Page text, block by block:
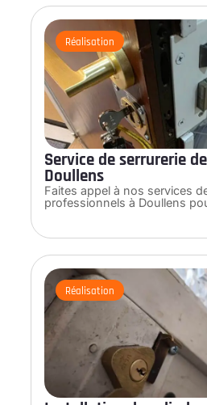
Réalisation
Service de serrurerie
Doullens
Faites appel à nos services
professionnels à Doullens
Réalisation